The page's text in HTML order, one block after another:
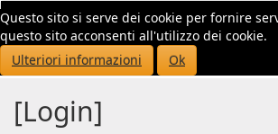
Questo sito si serve dei cookie per fornire
questo sito acconsenti all'utilizzo dei cookie.
Ulteriori informazioni
Ok
[Login]